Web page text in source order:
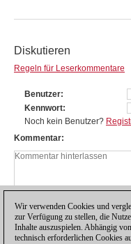
Diskutieren
Regeln für Leserkommentare
Benutzer
Kennwort
Noch kein Benutzer?
Kommentar
Wir verwenden Cookies und
zur Verfügung zu stellen, die
Inhalte auszuspielen. Abhängig
technisch erforderlichen Cookies